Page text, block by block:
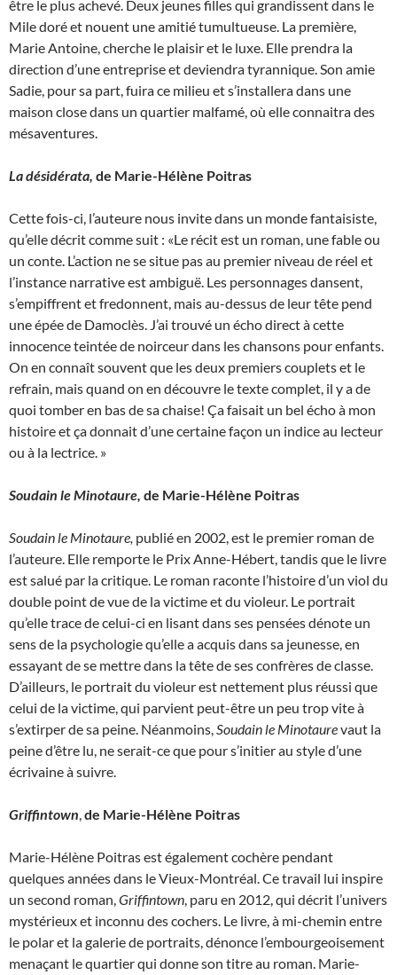
être le plus achevé. Deux jeunes filles qui grandissent dans le
Mile doré et nouent une amitié tumultueuse. La première,
Marie Antoine, cherche le plaisir et le luxe. Elle prendra la
direction d’une entreprise et deviendra tyrannique. Son amie
Sadie, pour sa part, fuira ce milieu et s’installera dans une
maison close dans un quartier malfamé, où elle connaitra des
mésaventures.
La désidérata, de Marie-Hélène Poitras
Cette fois-ci, l’auteure nous invite dans un monde fantaisiste,
qu’elle décrit comme suit : «Le récit est un roman, une fable ou
un conte. L’action ne se situe pas au premier niveau de réel et
l’instance narrative est ambiguë. Les personnages dansent,
s’empiffrent et fredonnent, mais au-dessus de leur tête pend
une épée de Damoclès. J’ai trouvé un écho direct à cette
innocence teintée de noirceur dans les chansons pour enfants.
On en connaît souvent que les deux premiers couplets et le
refrain, mais quand on en découvre le texte complet, il y a de
quoi tomber en bas de sa chaise! Ça faisait un bel écho à mon
histoire et ça donnait d’une certaine façon un indice au lecteur
ou à la lectrice. »
Soudain le Minotaure, de Marie-Hélène Poitras
Soudain le Minotaure, publié en 2002, est le premier roman de
l’auteure. Elle remporte le Prix Anne-Hébert, tandis que le livre
est salué par la critique. Le roman raconte l’histoire d’un viol du
double point de vue de la victime et du violeur. Le portrait
qu’elle trace de celui-ci en lisant dans ses pensées dénote un
sens de la psychologie qu’elle a acquis dans sa jeunesse, en
essayant de se mettre dans la tête de ses confrères de classe.
D’ailleurs, le portrait du violeur est nettement plus réussi que
celui de la victime, qui parvient peut-être un peu trop vite à
s’extirper de sa peine. Néanmoins,Soudain le Minotaurevaut la
peine d’être lu, ne serait-ce que pour s’initier au style d’une
écrivaine à suivre.
Griffintown,de Marie-Hélène Poitras
Marie-Hélène Poitras est également cochère pendant
quelques années dans le Vieux-Montréal. Ce travail lui inspire
un second roman,Griffintown, paru en 2012, qui décrit l’univers
mystérieux et inconnu des cochers. Le livre, à mi-chemin entre
le polar et la galerie de portraits, dénonce l’embourgeoisement
menaçant le quartier qui donne son titre au roman. Marie-